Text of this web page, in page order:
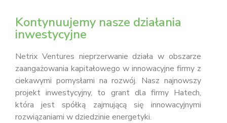
Kontynuujemy nasze działania
inwestycyjne
Netrix Ventures nieprzerwanie działa w obszarze
zaangażowania kapitałowego w innowacyjne firmy z
ciekawymi pomysłami na rozwój. Nasz najnowszy
projekt inwestycyjny, to grant dla firmy Hatech,
która jest spółką zajmującą się innowacyjnymi
rozwiązaniami w dziedzinie energetyki.